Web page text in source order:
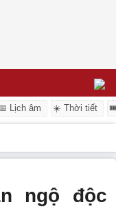
Lịch âm ☀️ Thời tiết
ngộ độc